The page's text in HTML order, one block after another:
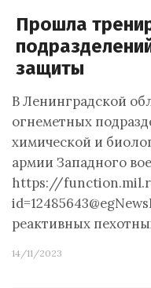
Прошла
защиты
В Ленинградской
огнеметных
химической и
армии Западного
https://
реактивных
14/11/2023